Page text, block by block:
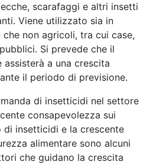
scarafaggi e altri insetti
Viene utilizzato sia in
non agricoli, tra cui case,
Si prevede che il
a una crescita
il periodo di previsione.
di insetticidi nel settore
consapevolezza sui
di insetticidi e la crescente
alimentare sono alcuni
che guidano la crescita